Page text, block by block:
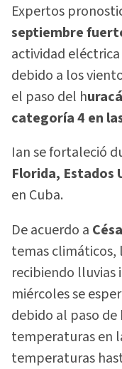
Expertos
septiembre
actividad
debido a los
el paso del h
categoría 4 en
Ian se fortaleció
Florida, Estados
en Cuba.
De acuerdo a
temas climáticos,
recibiendo lluvias
miércoles se
debido al paso
temperaturas en
temperaturas